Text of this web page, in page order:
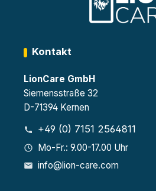
Kontakt
LionCare GmbH
Siemensstraße 32
D-71394 Kernen
+49 (0) 7151 2564811
Mo-Fr.: 9.00-17.00 Uhr
info@lion-care.com